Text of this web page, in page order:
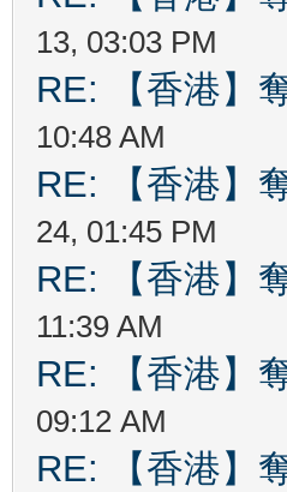
13, 03:03 PM
RE: 【香港】
10:48 AM
RE: 【香港】
24, 01:45 PM
RE: 【香港】
11:39 AM
RE: 【香港】
09:12 AM
RE: 【香港】